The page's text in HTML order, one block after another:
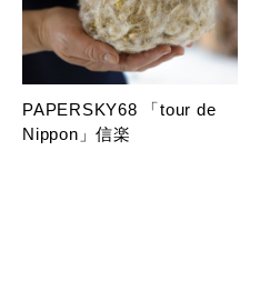
PAPERSKY68 「tour de
Nippon」信楽